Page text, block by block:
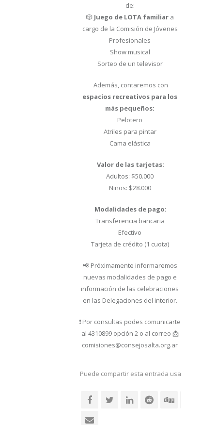
de:
🎲Juego de LOTA familiara
cargo de la Comisión de Jóvenes
Profesionales
Show musical
Sorteo de un televisor
Además, contaremos con
espacios recreativos para los
más pequeños:
Pelotero
Atriles para pintar
Cama elástica
Valor de las tarjetas:
Adultos: $50.000
Niños: $28.000
Modalidades de pago:
Transferencia bancaria
Efectivo
Tarjeta de crédito (1 cuota)
📢 Próximamente informaremos
nuevas modalidades de pago e
información de las celebraciones
en las Delegaciones del interior.
❗ Por consultas podes comunicarte
al 4310899 opción 2 o al correo 📩
comisiones@consejosalta.org.ar
Puede compartir esta entrada usando sus